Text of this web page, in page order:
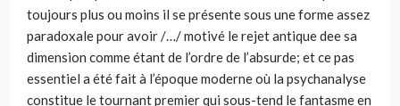
toujours plus ou moins il se présente sous une forme assez
paradoxale pour avoir /…/ motivé le rejet antique dee sa
dimension comme étant de l’ordre de l’absurde; et ce pas
essentiel a été fait à l’époque moderne où la psychanalyse
constitue le tournant premier qui sous-tend le fantasme en